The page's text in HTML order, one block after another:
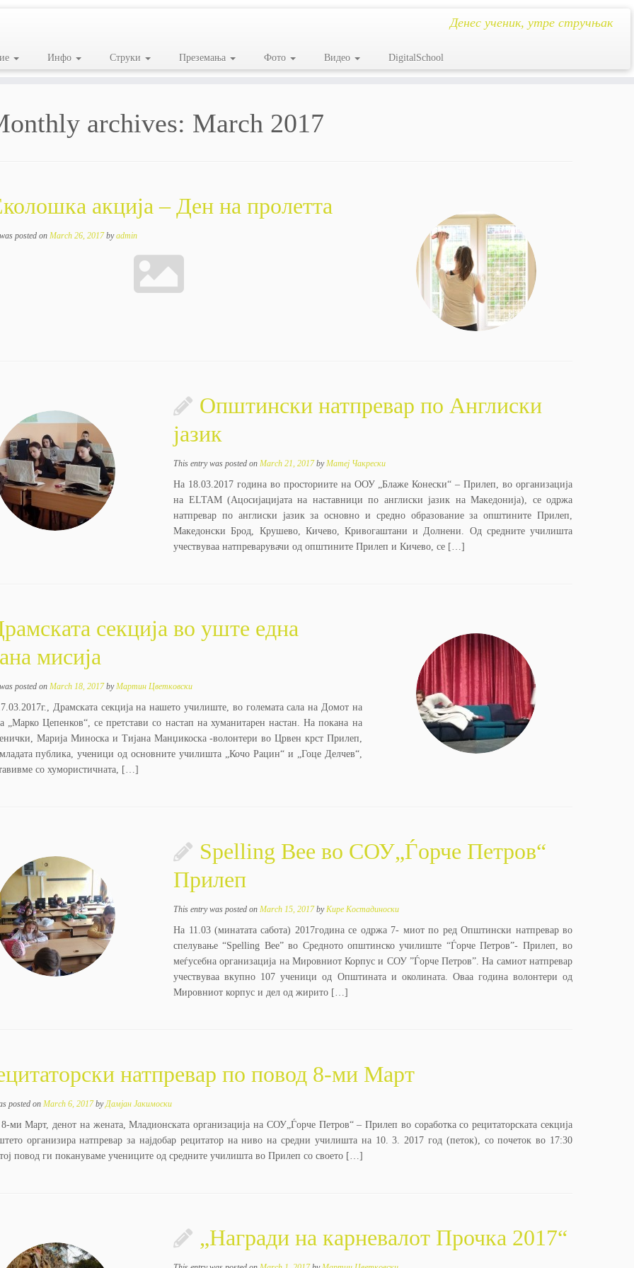
Денес ученик, утре стручњак
Инфо Струки Преземања Фото Видео DigitalSchool
archives: March 2017
акција – Ден на пролетта
posted on March 26, 2017 byadmin
Општински натпревар по Англиски
јазик
This entry was posted onMarch 21, 2017 byМатеј Чакрески
На 18.03.2017 година во просториите на ООУ „Блаже Конески“ – Прилеп, во организација
на ELTAM (Ацосијацијата на наставници по англиски јазик на Мaкедонија), се одржа
натпревар по англиски јазик за основно и средно образование за општините Прилеп,
Македонски Брод, Крушево, Кичево, Кривогаштани и Долнени. Од средните училишта
учествуваа натпреварувачи од општините Прилеп и Кичево, се […]
секција во уште една
мисија
posted on March 18, 2017 byМартин Цветковски
Драмската секција на нашето училиште, во големата сала на Домот на
„Марко Цепенков“, се претстави со настап на хуманитарен настан. Нa покана нa
Марија Миноска и Тијана Манџикоска -волонтери во Црвен крст Прилеп,
публика, ученици од основните училишта „Кочо Рацин“ и „Гоце Делчев“,
со хумористичната, […]
Spelling Bee во СОУ„Ѓорче Петров“
Прилеп
This entry was posted onMarch 15, 2017 byКире Костадиноски
На 11.03 (минатата сабота) 2017година се одржа 7- миот по ред Општински натпревар во
спелување “Spelling Bee” во Средното општинско училиште “Ѓорче Петров”- Прилеп, во
меѓусебна организација на Мировниот Корпус и СОУ ”Ѓорче Петров”. На самиот натпревар
учествуваа вкупно 107 ученици од Општината и околината. Оваа година волонтери од
Мировниот корпус и дел од жирито […]
натпревар по повод 8-ми Март
posted on March 6, 2017 byДамјан Јакимоски
ми Maрт, денот на жената, Младионската организација на СОУ„Ѓорче Петров“ – Прилеп во соработка со рецитаторската секција
организира натпревар за најдобар рецитатор на ниво на средни училишта на 10. 3. 2017 год (петок), со почеток во 17:30
повод ги покануваме учениците од средните училишта во Прилеп со своето […]
„Награди на карневалот Прочка 2017“